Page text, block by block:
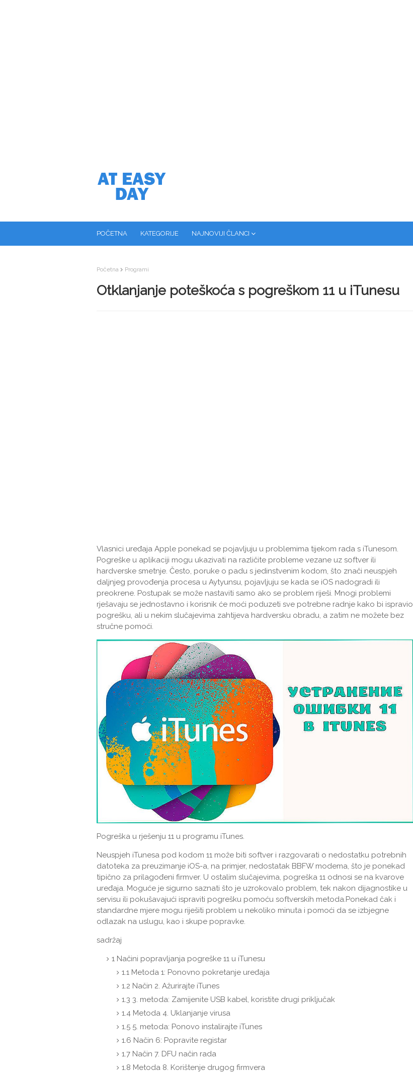
POČETNA KATEGORIJE NAJNOVIJI ČLANCI
Početna Programi
Otklanjanje poteškoća s pogreškom 11 u iTunesu
Vlasnici uređaja Apple ponekad se pojavljuju u problemima tijekom rada s iTunesom.
Pogreške u aplikaciji mogu ukazivati ​​na različite probleme vezane uz softver ili
hardverske smetnje. Često, poruke o padu s jedinstvenim kodom, što znači neuspjeh
daljnjeg provođenja procesa u Aytyunsu, pojavljuju se kada se iOS nadogradi ili
preokrene. Postupak se može nastaviti samo ako se problem riješi. Mnogi problemi
rješavaju se jednostavno i korisnik će moći poduzeti sve potrebne radnje kako bi ispravio
pogrešku, ali u nekim slučajevima zahtijeva hardversku obradu, a zatim ne možete bez
stručne pomoći.
Pogreška u rješenju 11 u programu iTunes.
Neuspjeh iTunesa pod kodom 11 može biti softver i razgovarati o nedostatku potrebnih
datoteka za preuzimanje iOS-a, na primjer, nedostatak BBFW modema, što je ponekad
tipično za prilagođeni firmver. U ostalim slučajevima, pogreška 11 odnosi se na kvarove
uređaja. Moguće je sigurno saznati što je uzrokovalo problem, tek nakon dijagnostike u
servisu ili pokušavajući ispraviti pogrešku pomoću softverskih metoda.Ponekad čak i
standardne mjere mogu riješiti problem u nekoliko minuta i pomoći da se izbjegne
odlazak na uslugu, kao i skupe popravke.
sadržaj
1 Načini popravljanja pogreške 11 u iTunesu
1.1 Metoda 1: Ponovno pokretanje uređaja
1.2 Način 2. Ažurirajte iTunes
1.3 3. metoda: Zamijenite USB kabel, koristite drugi priključak
1.4 Metoda 4. Uklanjanje virusa
1.5 5. metoda: Ponovo instalirajte iTunes
1.6 Način 6: Popravite registar
1.7 Način 7. DFU način rada
1.8 Metoda 8. Korištenje drugog firmvera